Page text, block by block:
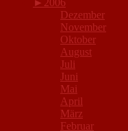
► 2006
Dezember
November
Oktober
August
Juli
Juni
Mai
April
März
Februar